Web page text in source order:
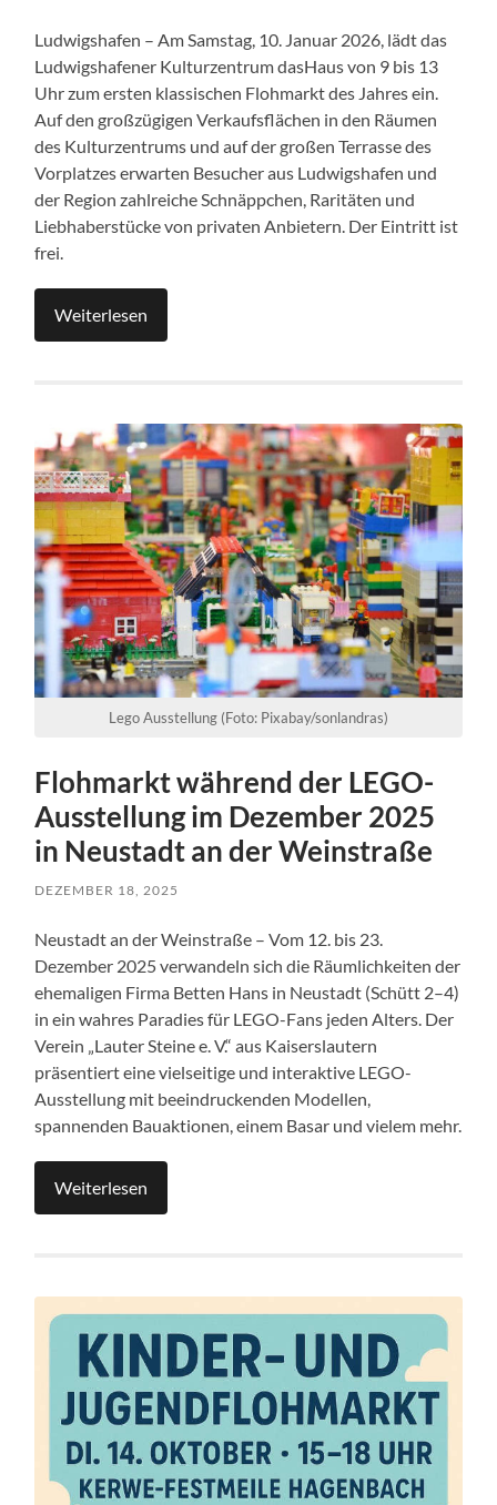
Ludwigshafen – Am Samstag, 10. Januar 2026, lädt das
Ludwigshafener Kulturzentrum dasHaus von 9 bis 13
Uhr zum ersten klassischen Flohmarkt des Jahres ein.
Auf den großzügigen Verkaufsflächen in den Räumen
des Kulturzentrums und auf der großen Terrasse des
Vorplatzes erwarten Besucher aus Ludwigshafen und
der Region zahlreiche Schnäppchen, Raritäten und
Liebhaberstücke von privaten Anbietern. Der Eintritt ist
frei.
Weiterlesen
Lego Ausstellung (Foto: Pixabay/sonlandras)
Flohmarkt während der LEGO-
Ausstellung im Dezember 2025
in Neustadt an der Weinstraße
DEZEMBER 18, 2025
Neustadt an der Weinstraße – Vom 12. bis 23.
Dezember 2025 verwandeln sich die Räumlichkeiten der
ehemaligen Firma Betten Hans in Neustadt (Schütt 2–4)
in ein wahres Paradies für LEGO-Fans jeden Alters. Der
Verein „Lauter Steine e. V.“ aus Kaiserslautern
präsentiert eine vielseitige und interaktive LEGO-
Ausstellung mit beeindruckenden Modellen,
spannenden Bauaktionen, einem Basar und vielem mehr.
Weiterlesen